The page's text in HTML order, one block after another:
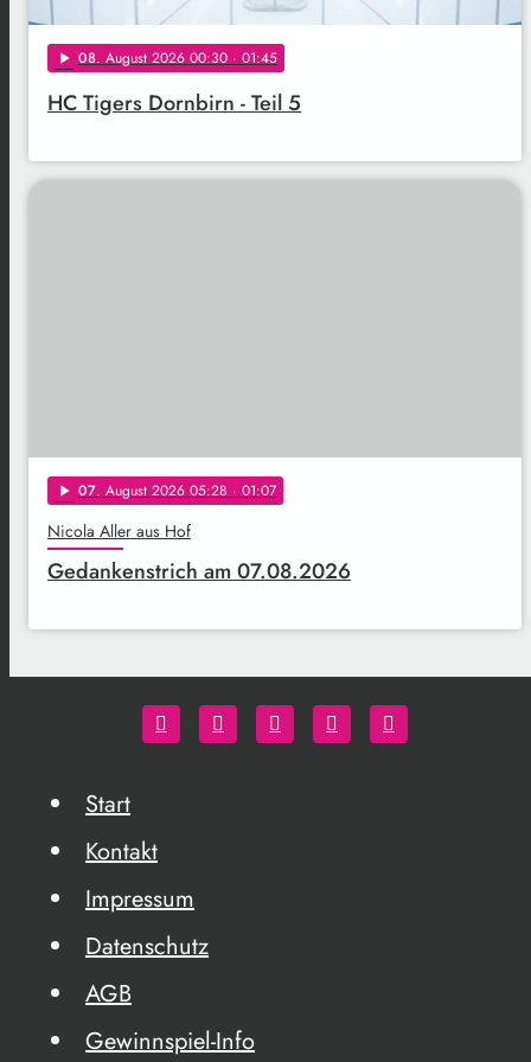
play_arrow 08. August 2026 00:30 · 01:45
HC Tigers Dornbirn - Teil 5
play_arrow 07. August 2026 05:28 · 01:07
Nicola Aller aus Hof
Gedankenstrich am 07.08.2026
Start
Kontakt
Impressum
Datenschutz
AGB
Gewinnspiel-Info